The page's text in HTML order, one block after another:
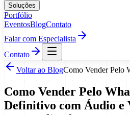
Soluções
Portfólio
EventosBlogContato
Falar com Especialista
Contato
Voltar ao BlogComo Vender Pelo
Como Vender Pelo
Definitivo com Áudio e